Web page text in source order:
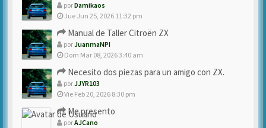
porDamikaos
Jue Jun 25, 2026 11:32 pm
Manual de Taller Citroën ZX
porJuanmaNPI
Dom Mar 08, 2026 3:40 am
Necesito dos piezas para un amigo con ZX.
porJJYR103
Vie Feb 20, 2026 8:30 pm
Me presento
porAJCano